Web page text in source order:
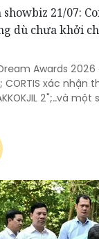
21/07:
dù chưa khởi
Awards
CORTIS xác nhận
2";..và